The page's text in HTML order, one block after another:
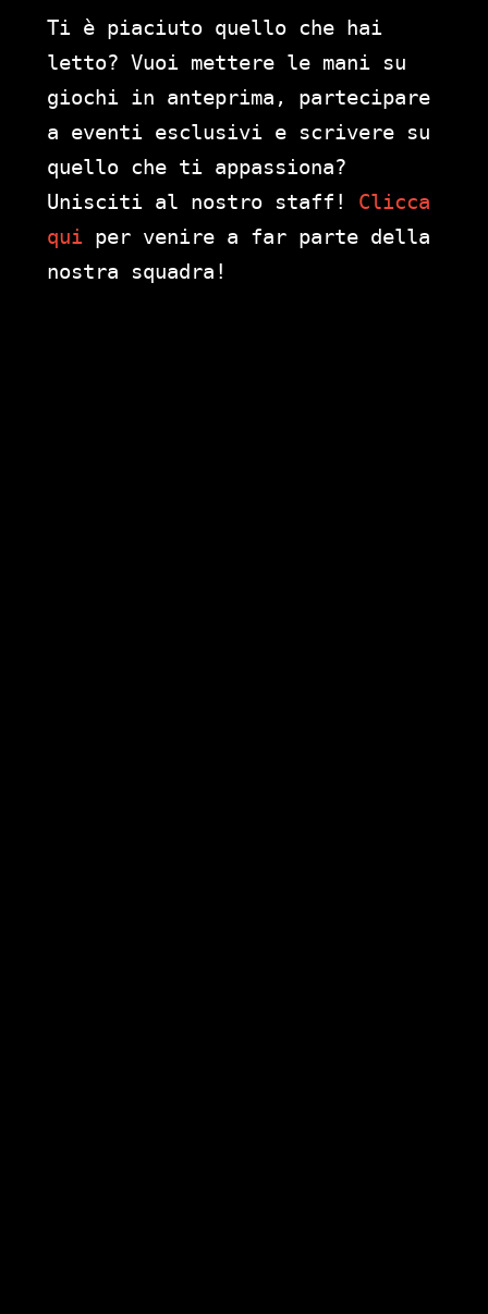
Ti è piaciuto quello che hai
letto? Vuoi mettere le mani su
giochi in anteprima, partecipare
a eventi esclusivi e scrivere su
quello che ti appassiona?
Unisciti al nostro staff! Clicca
qui per venire a far parte della
nostra squadra!